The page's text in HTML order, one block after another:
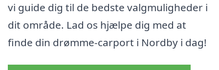
vi guide dig til de bedste valgmuligheder i
dit område. Lad os hjælpe dig med at
finde din drømme-carport i Nordby i dag!